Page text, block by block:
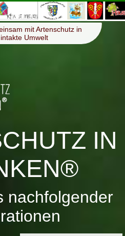
Menü ≡
mit Artenschutz in
Umwelt
IN
nachfolgender